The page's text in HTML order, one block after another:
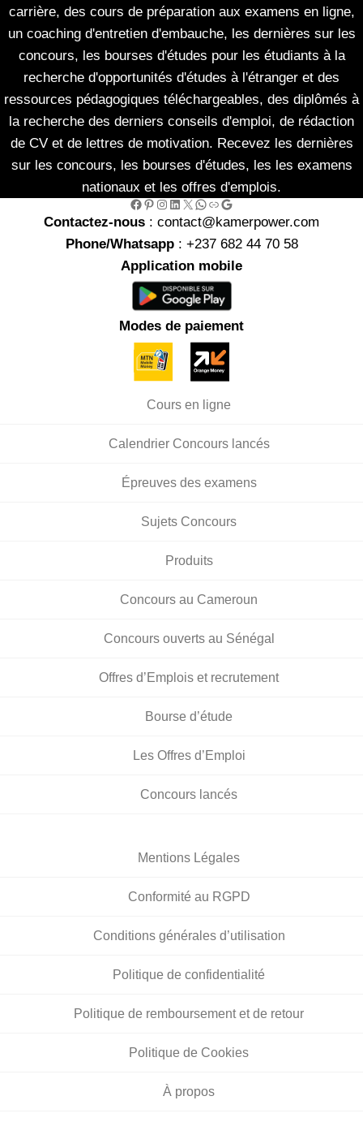
carrière, des cours de préparation aux examens en ligne,
un coaching d'entretien d'embauche, les dernières sur les
concours, les bourses d'études pour les étudiants à la
recherche d'opportunités d'études à l'étranger et des
ressources pédagogiques téléchargeables, des diplômés à
la recherche des derniers conseils d'emploi, de rédaction
de CV et de lettres de motivation. Recevez les dernières
sur les concours, les bourses d'études, les les examens
nationaux et les offres d'emplois.
Facebook Pinterest InstagramLinkedIn X WhatsApp Link Google
Contactez-nous : contact@kamerpower.com
Phone/Whatsapp: +237 682 44 70 58
Application mobile
Modes de paiement
Cours en ligne
Calendrier Concours lancés
Épreuves des examens
Sujets Concours
Produits
Concours au Cameroun
Concours ouverts au Sénégal
Offres d’Emplois et recrutement
Bourse d’étude
Les Offres d’Emploi
Concours lancés
Mentions Légales
Conformité au RGPD
Conditions générales d’utilisation
Politique de confidentialité
Politique de remboursement et de retour
Politique de Cookies
À propos